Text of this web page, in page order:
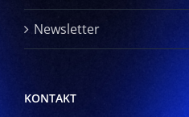
Newsletter
KONTAKT